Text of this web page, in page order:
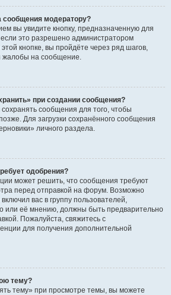
сообщения модератору?
вы увидите кнопку, предназначенную для
это разрешено администратором
кнопке, вы пройдёте через ряд шагов,
жалобы на сообщение.
при создании сообщения?
сообщения для того, чтобы
Для загрузки сохранённого сообщения
личного раздела.
одобрения?
может решить, что сообщения требуют
перед отправкой на форум. Возможно
вас в группу пользователей,
или её мнению, должны быть предварительно
Пожалуйста, свяжитесь с
для получения дополнительной
тему?
тему» при просмотре темы, вы можете